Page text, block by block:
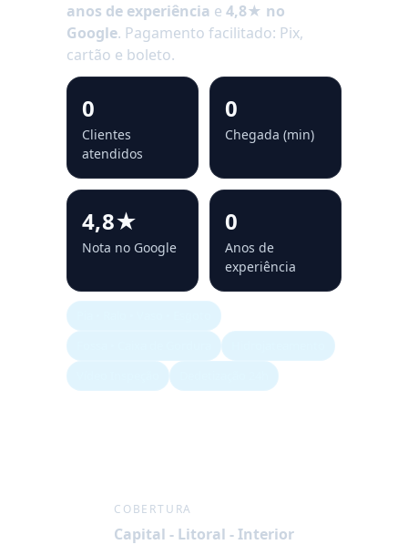
anos de experiência e 4,8★ no
Google. Pagamento facilitado: Pix,
cartão e boleto.
0
Clientes
atendidos
0
Chegada (min)
4,8★
Nota no Google
0
Anos de
experiência
COBERTURA
Capital - Litoral - Interior